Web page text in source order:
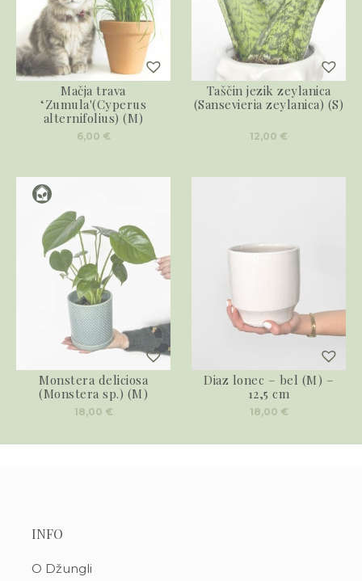
Mačja trava
‘Zumula'(Cyperus
alternifolius) (M)
6,00 €
Taščin jezik zeylanica
(Sansevieria zeylanica) (S)
12,00 €
Monstera deliciosa
(Monstera sp.) (M)
18,00 €
Diaz lonec – bel (M) –
12,5 cm
18,00 €
INFO
O Džungli